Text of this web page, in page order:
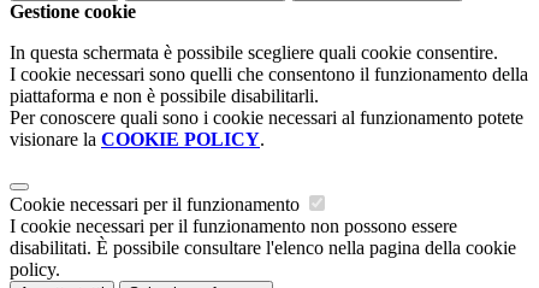
Gestione cookie
In questa schermata è possibile scegliere quali cookie consentire.
I cookie necessari sono quelli che consentono il funzionamento della
piattaforma e non è possibile disabilitarli.
Per conoscere quali sono i cookie necessari al funzionamento potete
visionare la COOKIE POLICY.
Cookie necessari per il funzionamento
I cookie necessari per il funzionamento non possono essere
disabilitati. È possibile consultare l'elenco nella pagina della cookie
policy.